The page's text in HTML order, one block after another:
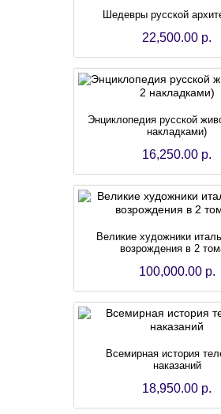
Шедевры русской
22,500.00 р.
Энциклопедия русской
накладками)
16,250.00 р.
Великие художники
возрождения в 2
100,000.00 р.
Всемирная история
наказаний
18,950.00 р.